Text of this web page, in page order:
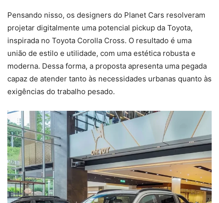
Pensando nisso, os designers do Planet Cars resolveram
projetar digitalmente uma potencial pickup da Toyota,
inspirada no Toyota Corolla Cross. O resultado é uma
união de estilo e utilidade, com uma estética robusta e
moderna. Dessa forma, a proposta apresenta uma pegada
capaz de atender tanto às necessidades urbanas quanto às
exigências do trabalho pesado.